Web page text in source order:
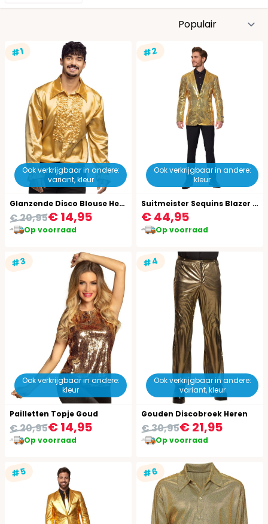
#1
Ook verkrijgbaar in andere:
variant, kleur
Glanzende Disco Blouse Heren Goud
€ 14,95
€ 20,95
Op voorraad
#2
Ook verkrijgbaar in andere:
kleur
Suitmeister Sequins Blazer Goud
€ 44,95
Op voorraad
#3
Ook verkrijgbaar in andere:
kleur
Pailletten Topje Goud
€ 14,95
€ 20,95
Op voorraad
#4
Ook verkrijgbaar in andere:
variant, kleur
Gouden Discobroek Heren
€ 21,95
€ 30,95
Op voorraad
#5 #6